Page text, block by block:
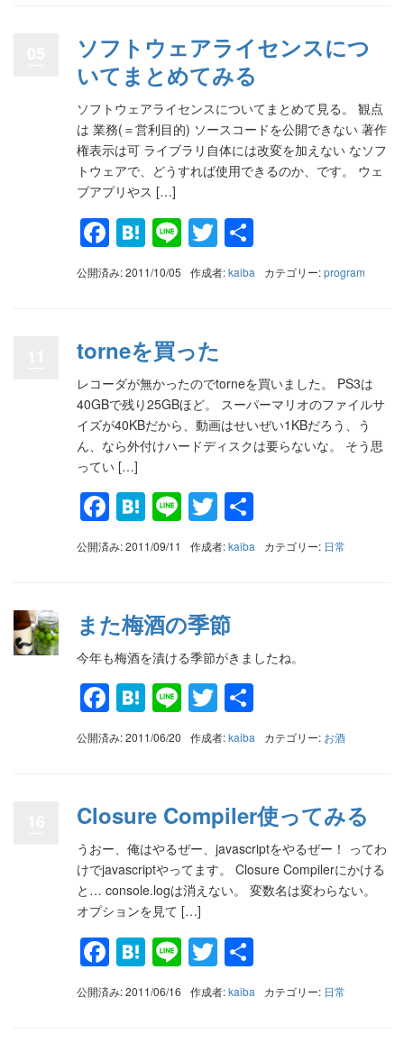
ソフトウェアライセンスにつ
いてまとめてみる
ソフトウェアライセンスについてまとめて見る。 観点
は 業務(＝営利目的) ソースコードを公開できない 著作
権表示は可 ライブラリ自体には改変を加えない なソフ
トウェアで、どうすれば使用できるのか、です。 ウェ
ブアプリやス […]
Facebook
Hatena
LineTwitter
有
公開済み: 2011/10/05 作成者:kaiba カテゴリー:program
torneを買った
レコーダが無かったのでtorneを買いました。 PS3は
40GBで残り25GBほど。 スーパーマリオのファイルサ
イズが40KBだから、動画はせいぜい1KBだろう、う
ん、なら外付けハードディスクは要らないな。 そう思
ってい […]
Facebook
Hatena
LineTwitter
有
公開済み: 2011/09/11 作成者:kaiba カテゴリー: 日常
また梅酒の季節
今年も梅酒を漬ける季節がきましたね。
Facebook
Hatena
LineTwitter
有
公開済み: 2011/06/20 作成者:kaiba カテゴリー: お酒
Closure Compiler使ってみる
うおー、俺はやるぜー、javascriptをやるぜー！ ってわ
けでjavascriptやってます。 Closure Compilerにかける
と… console.logは消えない。 変数名は変わらない。
オプションを見て […]
Facebook
Hatena
LineTwitter
有
公開済み: 2011/06/16 作成者:kaiba カテゴリー: 日常